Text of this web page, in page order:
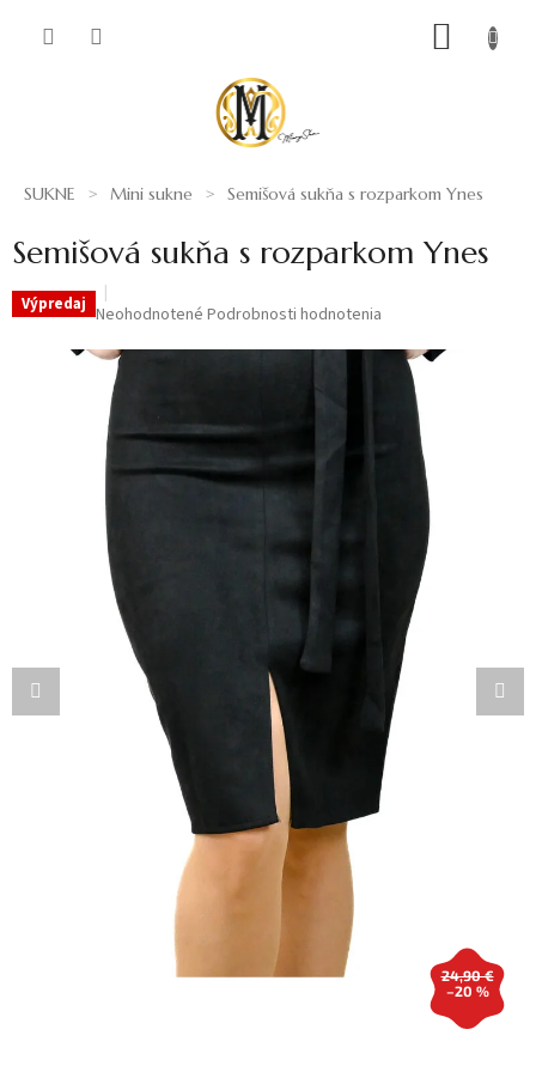
SUKNE Mini sukne Semišová sukňa s rozparkom Ynes
Semišová sukňa s rozparkom Ynes
Výpredaj Priemerné
produktu
0,0
hviezdičiek.
Neohodnotené Podrobnosti hodnotenia
24,90 €
–20 %